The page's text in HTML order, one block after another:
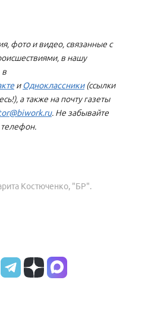
фото и видео, связанные с
в нашу
в
иОдноклассники(ссылки
а также на почту газеты
. Не забывайте
телефон.
Костюченко, "БР".